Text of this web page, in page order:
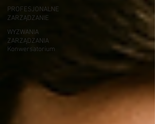
PROFESJONALNE
ZARZĄDZANIE
WYZWANIA
ZARZĄDZANIA
Konwersatorium